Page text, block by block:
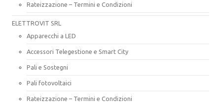
Rateizzazione – Termini e Condizioni
ELETTROVIT SRL
Apparecchi a LED
Accessori Telegestione e Smart City
Pali e Sostegni
Pali fotovoltaici
Rateizzazione – Termini e Condizioni